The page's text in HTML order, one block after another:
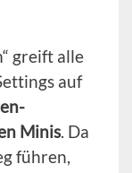
greift alle
auf
Minis. Da
führen,